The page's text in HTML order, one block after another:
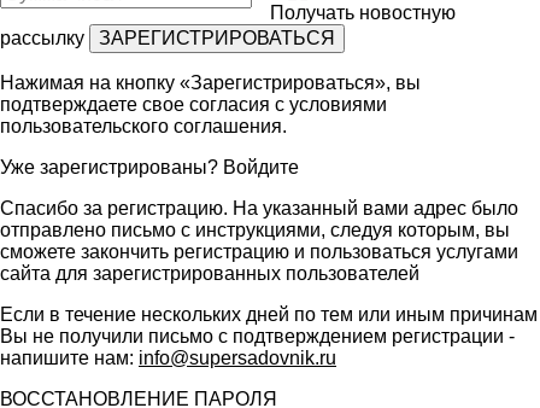
Получать новостную
рассылку
Нажимая на кнопку «Зарегистрироваться», вы
подтверждаете свое согласия с условиями
пользовательского соглашения.
Уже зарегистрированы? Войдите
Спасибо за регистрацию. На указанный вами адрес было
отправлено письмо с инструкциями, следуя которым, вы
сможете закончить регистрацию и пользоваться услугами
сайта для зарегистрированных пользователей
Если в течение нескольких дней по тем или иным причинам
Вы не получили письмо с подтверждением регистрации -
напишите нам: info@supersadovnik.ru
ВОССТАНОВЛЕНИЕ ПАРОЛЯ